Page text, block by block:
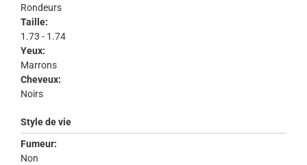
Rondeurs
Taille:
1.73 - 1.74
Yeux:
Marrons
Cheveux:
Noirs
Style de vie
Fumeur:
Non